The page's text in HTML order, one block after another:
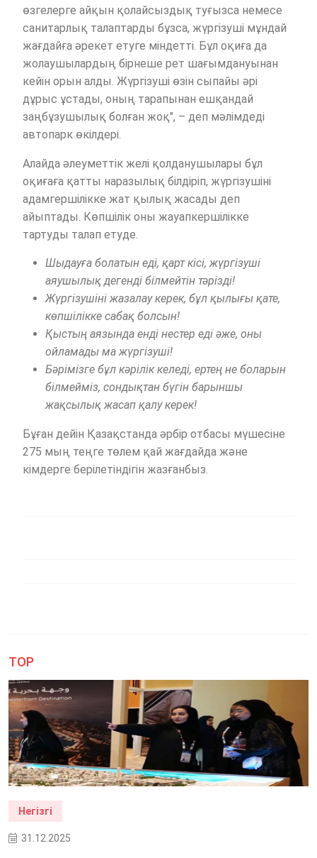
өзгелерге айқын қолайсыздық туғызса немесе
санитарлық талаптарды бұзса, жүргізуші мұндай
жағдайға әрекет етуге міндетті. Бұл оқиға да
жолаушылардың бірнеше рет шағымдануынан
кейін орын алды. Жүргізуші өзін сыпайы әрі
дұрыс ұстады, оның тарапынан ешқандай
заңбұзушылық болған жоқ", – деп мәлімдеді
автопарк өкілдері.
Алайда әлеуметтік желі қолданушылары бұл
оқиғаға қатты наразылық білдіріп, жүргізушіні
адамгершілікке жат қылық жасады деп
айыптады. Көпшілік оны жауапкершілікке
тартуды талап етуде.
Шыдауға болатын еді, қарт кісі, жүргізуші
аяушылық дегенді білмейтін тәрізді!
Жүргізушіні жазалау керек, бұл қылығы қате,
көпшілікке сабақ болсын!
Қыстың аязында енді нестер еді әже, оны
ойламады ма жүргізуші!
Бәрімізге бұл кәрілік келеді, ертең не боларын
білмейміз, сондықтан бүгін барыншы
жақсылық жасап қалу керек!
Бұған дейін Қазақстанда әрбір отбасы мүшесіне
275 мың теңге төлем қай жағдайда және
кімдерге берілетіндігін жазғанбыз.
TOP
Негізгі
31.12.2025